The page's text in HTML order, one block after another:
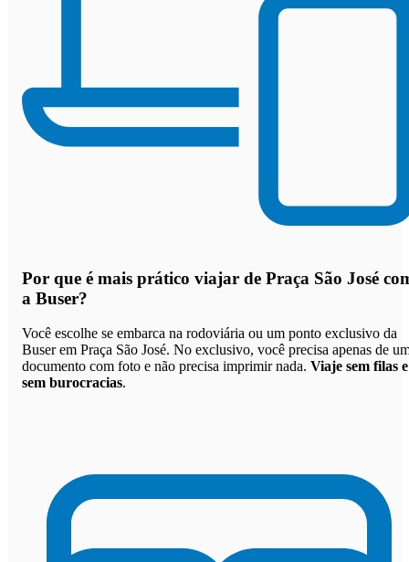
Por que é mais prático viajar de Praça São José
a Buser?
Você escolhe se embarca na rodoviária ou um ponto exclusivo da
Buser em Praça São José. No exclusivo, você precisa apenas de
documento com foto e não precisa imprimir nada. Viaje sem filas e
sem burocracias.